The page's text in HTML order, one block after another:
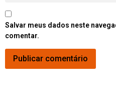
Salvar meus dados neste
comentar.